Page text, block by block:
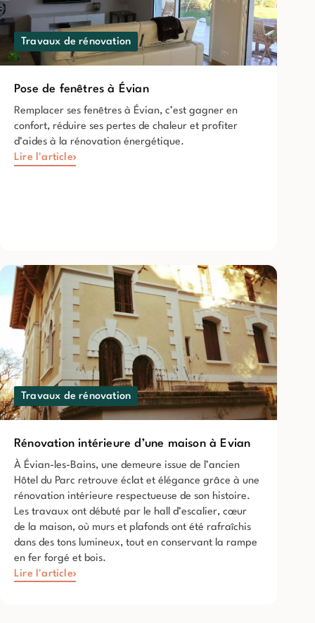
Travaux de rénovation
Pose de fenêtres à Évian
Remplacer ses fenêtres à Évian, c’est gagner en
confort, réduire ses pertes de chaleur et profiter
d’aides à la rénovation énergétique.
Lire l'article
Travaux de rénovation
Rénovation intérieure d’une maison à Evian
À Évian-les-Bains, une demeure issue de l’ancien
Hôtel du Parc retrouve éclat et élégance grâce à une
rénovation intérieure respectueuse de son histoire.
Les travaux ont débuté par le hall d’escalier, cœur
de la maison, où murs et plafonds ont été rafraîchis
dans des tons lumineux, tout en conservant la rampe
en fer forgé et bois.
Lire l'article